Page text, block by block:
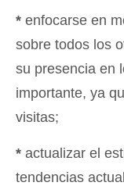
* enfocarse en
sobre todos los
su presencia en
importante, ya
visitas;
* actualizar el
tendencias